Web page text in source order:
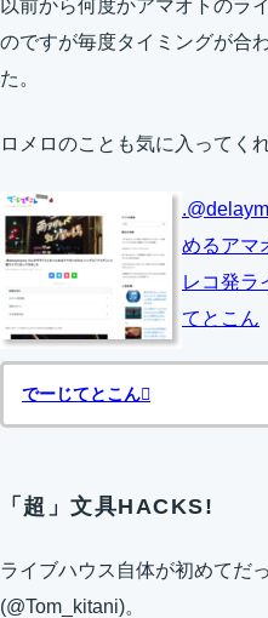
以前から何度かアマオトのラ
のですが毎度タイミングが合
た。
ロメロのことも気に入ってく
めるアマ
レコ発ラ
てとこん
でーじてとこん
「超」文具HACKS!
ライブハウス自体が初めてだ
(@Tom_kitani)。